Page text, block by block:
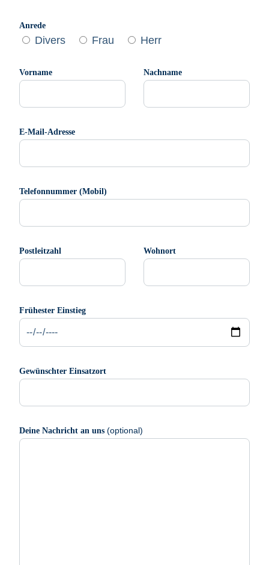
Anrede
Divers Frau Herr
Vorname Nachname
E-Mail-Adresse
Telefonnummer (Mobil)
Postleitzahl Wohnort
Frühester Einstieg
Gewünschter Einsatzort
Deine Nachricht an uns (optional)